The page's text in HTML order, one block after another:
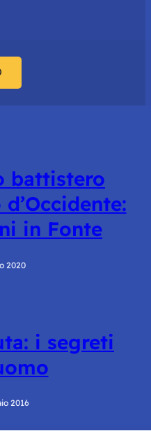
battistero
in Fonte
2020
i segreti
2016